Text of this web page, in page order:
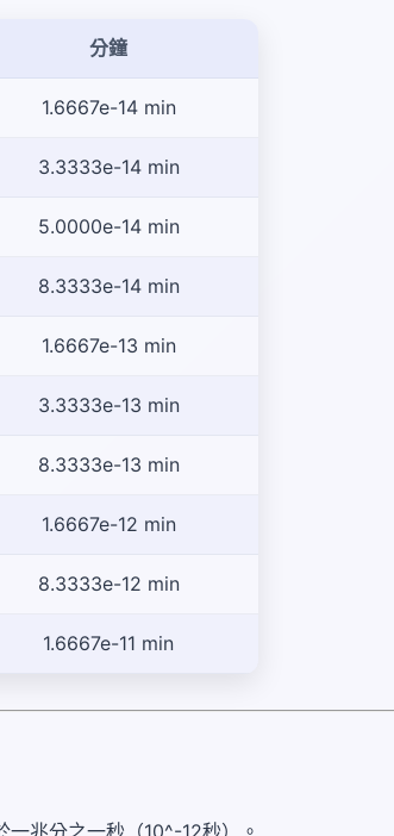
分鐘
1.6667e-14 min
3.3333e-14 min
5.0000e-14 min
8.3333e-14 min
1.6667e-13 min
3.3333e-13 min
8.3333e-13 min
1.6667e-12 min
8.3333e-12 min
1.6667e-11 min